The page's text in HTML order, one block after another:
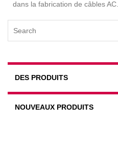
dans la fabrication de câbles AC.
DES PRODUITS
NOUVEAUX PRODUITS